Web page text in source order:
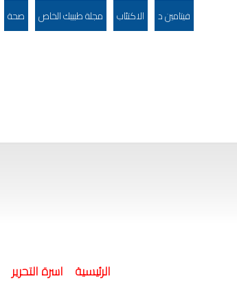
فيتامين د الاكتئاب مجلة طبيبك الخاص صحة
الرئيسية اسرة التحرير